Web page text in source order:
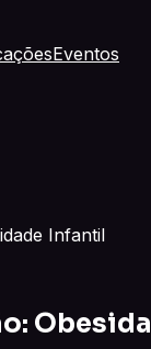
Eventos
Infantil